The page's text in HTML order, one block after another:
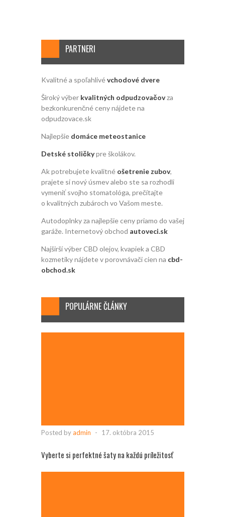
PARTNERI
Kvalitné a spoľahlivévchodové dvere
Široký výber kvalitných odpudzovačovza
bezkonkurenčné ceny nájdete na
odpudzovace.sk
Najlepšie domáce meteostanice
Detské stoličkypre školákov.
Ak potrebujete kvalitné ošetrenie zubov,
prajete si nový úsmev alebo ste sa rozhodli
vymeniť svojho stomatológa, prečítajte
o kvalitných zubároch vo Vašom meste.
Autodoplnky za najlepšie ceny priamo do vašej
garáže. Internetový obchod autoveci.sk
Najširší výber CBD olejov, kvapiek a CBD
kozmetiky nájdete v porovnávači cien na cbd-
obchod.sk
POPULÁRNE ČLÁNKY
Posted byadmin - 17. októbra 2015
Vyberte si perfektné šaty na každú príležitosť